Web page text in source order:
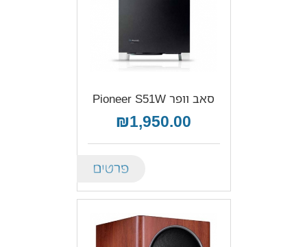
סאב וופר Pioneer S51W
₪1,950.00